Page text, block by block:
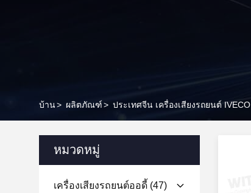
บ้าน> ผลิตภัณฑ์> ประเทศจีน เครื่องเสียงรถยนต์ IVECO
หมวดหมู่
เครื่องเสียงรถยนต์ออดี้ (47)